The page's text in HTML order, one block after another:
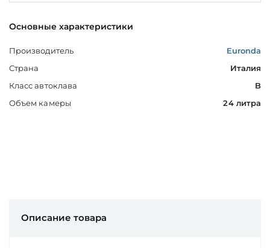
Основные характеристики
Производитель
Euronda
Страна
Италия
Класс автоклава
B
Объем камеры
24 литра
Описание товара